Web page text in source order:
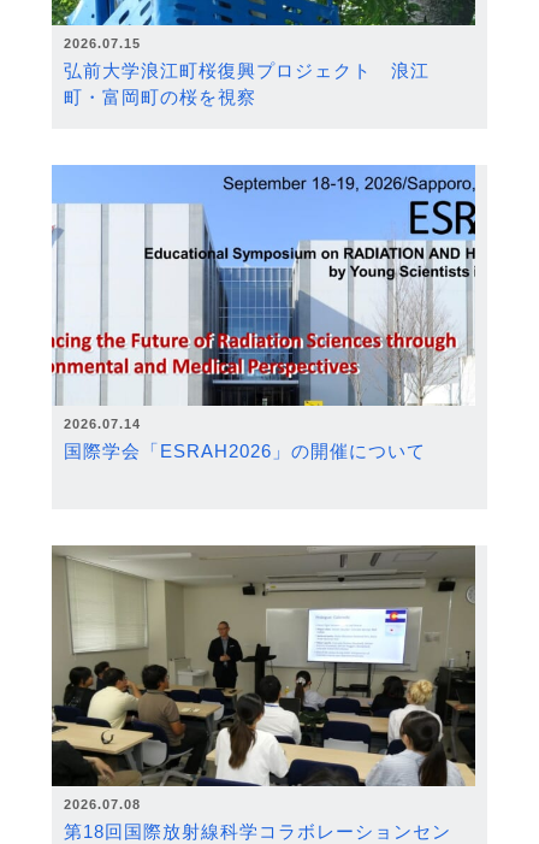
2026.07.15
弘前大学浪江町桜復興プロジェクト 浪江
町・富岡町の桜を視察
2026.07.14
国際学会「ESRAH2026」の開催について
2026.07.08
第18回国際放射線科学コラボレーションセン